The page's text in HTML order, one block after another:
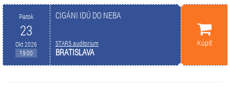
Piatok
23
Okt 2026
19:00
CIGÁNI IDÚ DO NEBA
STARS auditorium
BRATISLAVA
Kúpiť